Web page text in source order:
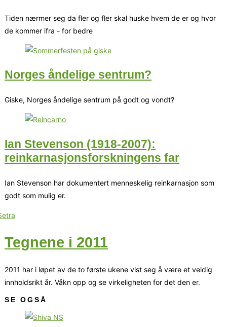
Tiden nærmer seg da fler og fler skal huske hvem de er og hvor
de kommer ifra - for bedre
Norges åndelige sentrum?
Giske, Norges åndelige sentrum på godt og vondt?
Ian Stevenson (1918-2007):
reinkarnasjonsforskningens far
Ian Stevenson har dokumentert menneskelig reinkarnasjon som
godt som mulig er.
Tegnene i 2011
2011 har i løpet av de to første ukene vist seg å være et veldig
innholdsrikt år. Våkn opp og se virkeligheten for det den er.
SE OGSÅ